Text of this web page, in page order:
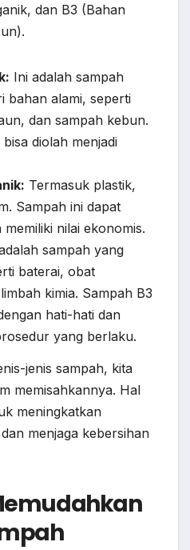
dan B3 (Bahan
Ini adalah sampah
bahan alami, seperti
dan sampah kebun.
diolah menjadi
Termasuk plastik,
Sampah ini dapat
nilai ekonomis.
sampah yang
baterai, obat
kimia. Sampah B3
hati-hati dan
yang berlaku.
jenis sampah, kita
memisahkannya. Hal
meningkatkan
menjaga kebersihan